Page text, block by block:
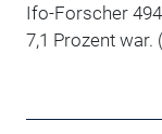
Ifo-Forscher
7,1 Prozent war.